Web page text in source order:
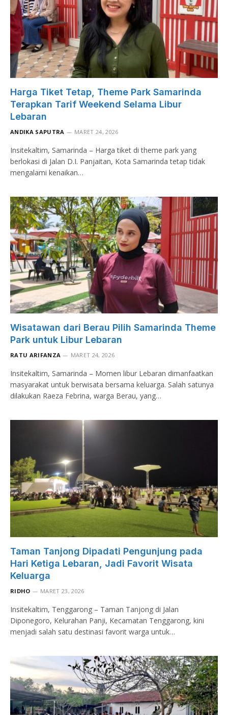
Harga Tiket Tetap, Theme Park Samarinda
Terapkan Tarif Weekend Selama Libur
Lebaran
ANDIKA SAPUTRA MARET 24, 2026
Insitekaltim, Samarinda – Harga tiket di theme park yang
berlokasi di Jalan D.I. Panjaitan, Kota Samarinda tetap tidak
mengalami kenaikan…
Wisatawan dari Berau Pilih Samarinda Theme
Park untuk Libur Lebaran
RATU ARIFANZA MARET 24, 2026
Insitekaltim, Samarinda – Momen libur Lebaran dimanfaatkan
masyarakat untuk berwisata bersama keluarga. Salah satunya
dilakukan Raeza Febrina, warga Berau, yang…
Taman Tanjong Dipadati Pengunjung pada
Hari Ketiga Lebaran, Jadi Favorit Wisata
Keluarga
RIDHO MARET 23, 2026
Insitekaltim, Tenggarong – Taman Tanjong di Jalan
Diponegoro, Kelurahan Panji, Kecamatan Tenggarong, kini
menjadi salah satu destinasi favorit warga untuk…